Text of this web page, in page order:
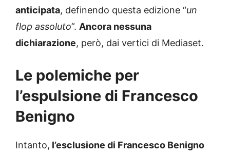
anticipata, definendo questa edizione “un
flop assoluto”. Ancora nessuna
dichiarazione, però, dai vertici di Mediaset.
Le polemiche per
l’espulsione di Francesco
Benigno
Intanto, l’esclusione di Francesco Benigno